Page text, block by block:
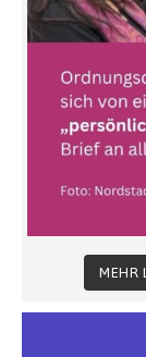
MEHR